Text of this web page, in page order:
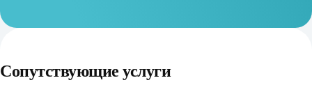
Сопутствующие услуги
Сопутствующие услуги